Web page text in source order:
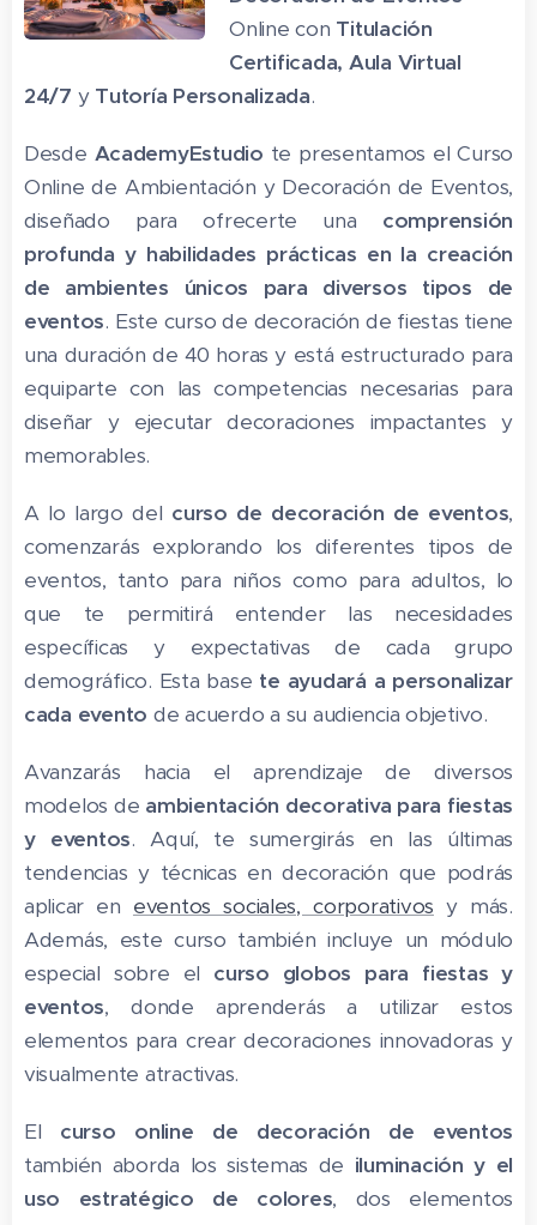
Online con Titulación
Certificada, Aula Virtual
24/7 yTutoría Personalizada.
Desde AcademyEstudio te presentamos el Curso
Online de Ambientación y Decoración de Eventos,
diseñado para ofrecerte una comprensión
profunda y habilidades prácticas en la creación
de ambientes únicos para diversos tipos de
eventos. Este curso de decoración de fiestas tiene
una duración de 40 horas y está estructurado para
equiparte con las competencias necesarias para
diseñar y ejecutar decoraciones impactantes y
memorables.
A lo largo del curso de decoración de eventos,
comenzarás explorando los diferentes tipos de
eventos, tanto para niños como para adultos, lo
que te permitirá entender las necesidades
específicas y expectativas de cada grupo
demográfico. Esta base te ayudará a personalizar
cada evento de acuerdo a su audiencia objetivo.
Avanzarás hacia el aprendizaje de diversos
modelos de ambientación decorativa para fiestas
y eventos. Aquí, te sumergirás en las últimas
tendencias y técnicas en decoración que podrás
aplicar en eventos sociales, corporativos y más.
Además, este curso también incluye un módulo
especial sobre el curso globos para fiestas y
eventos, donde aprenderás a utilizar estos
elementos para crear decoraciones innovadoras y
visualmente atractivas.
El curso online de decoración de eventos
también aborda los sistemas de iluminación y el
uso estratégico de colores, dos elementos